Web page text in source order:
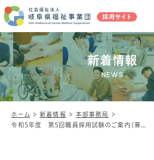
新着情報
NEWS
ホーム ＞新着情報 ＞本部事務局
＞